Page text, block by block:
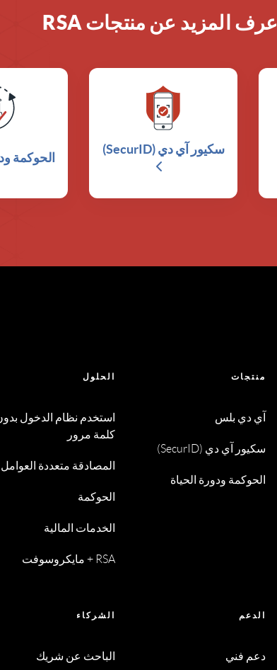
اعرف المزيد عن منتجات RSA
سكيور آي دي (SecurID)
الحوكمة
منتجات
آي دي بلس
سكيور آي دي (SecurID)
الحوكمة ودورة الحياة
الحلول
استخدم نظام الدخول
كلمة مرور
المصادقة متعددة العوامل
الحوكمة
الخدمات المالية
RSA + مايكروسوفت
الدعم
دعم فني
الشركاء
الباحث عن شريك